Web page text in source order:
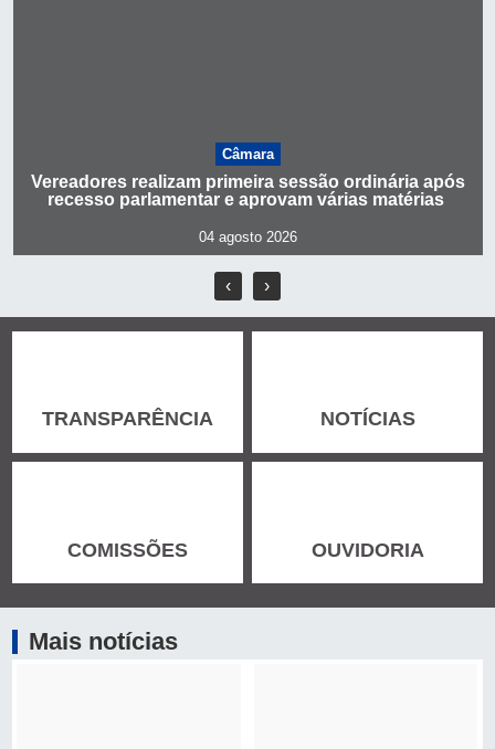
Câmara
Vereadores realizam primeira sessão ordinária após
recesso parlamentar e aprovam várias matérias
04 agosto 2026
‹ ›
TRANSPARÊNCIA NOTÍCIAS
COMISSÕES OUVIDORIA
Mais notícias